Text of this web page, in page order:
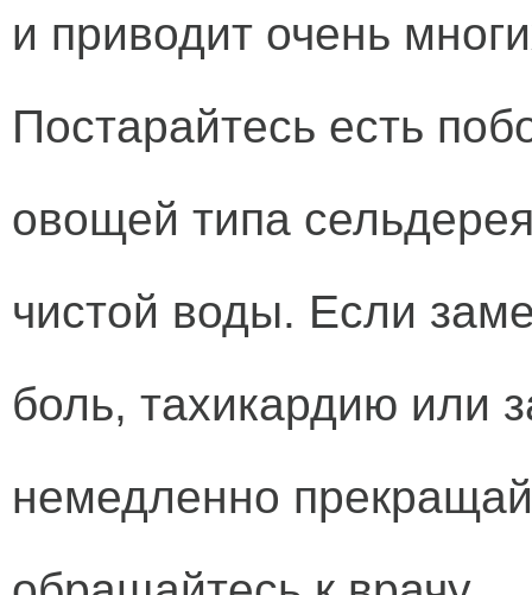
и приводит очень
Постарайтесь есть
овощей типа
чистой воды. Если
боль, тахикардию или
немедленно